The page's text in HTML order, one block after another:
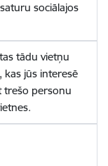
sociālajos
tādu vietņu
kas jūs interesē
trešo personu